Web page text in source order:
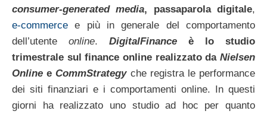
consumer-generated media, passaparola digitale,
e-commerce e più in generale del comportamento
dell’utente online. DigitalFinance è lo studio
trimestrale sul finance online realizzato daNielsen
Online eCommStrategyche registra le performance
dei siti finanziari e i comportamenti online. In questi
giorni ha realizzato uno studio ad hoc per quanto